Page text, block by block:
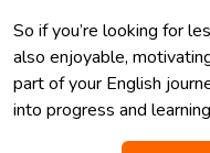
So if you’re looking for
also enjoyable,
part of your English
into progress and